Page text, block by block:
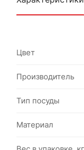
Цвет
Производитель
Тип посуды
Материал